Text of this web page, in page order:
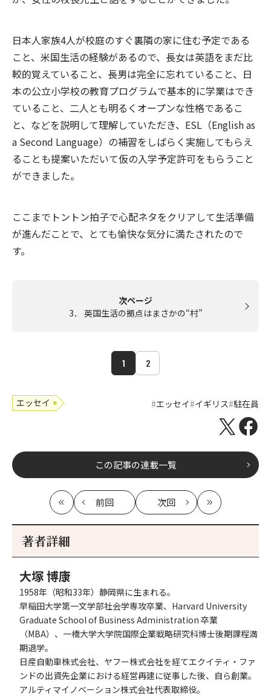
日本人家族4人が校庭のすぐ裏隣の家に住む予定である
こと、米国生活の経験があるので、長女は英語をまだ比
較的覚えていること、長男は完全に忘れていること、日
本の公立小学校の教育プログラムで基本的に学業はでき
ていること、二人とも明るくオープンな性格であるこ
と、などを説明して理解していただき、ESL（English as
a Second Language）の補習をしばらく実施してもらえ
ることも提案いただいて仮の入学予定許可をもらうこと
ができました。
ここまでトントン拍子で心配ネタをクリアして生活準備
が進んだことで、とても愉快な気分に満たされたので
す。
次ページ
3． 英国生活の拠点はまさかの“村”
1 2
エッセイ エッセイ イギリス 駐在員
この記事の連載一覧
最
初
前回
記
次回
記
最
新
著者詳細
大塚 博康
1958年（昭和33年）静岡県に生まれる。
早稲田大学第一文学部社会学専攻卒業、Harvard University
Graduate School of Business Administration 卒業
（MBA）、一橋大学大学院国際企業戦略研究科博士後期課程満
期退学。
日産自動車株式会社、ヤフー株式会社を経てエクイティ・ファ
ンドの出資先企業における経営再建に従事した後、自ら創業。
アルティマイノベーション株式会社代表取締役。